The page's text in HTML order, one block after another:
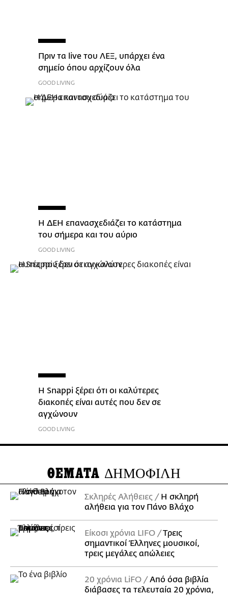
Πριν τα live του ΛΕΞ, υπάρχει ένα
σημείο όπου αρχίζουν όλα
GOOD LIVING
Η ΔΕΗ επανασχεδιάζει το κατάστημα
του σήμερα και του αύριο
GOOD LIVING
Η Snappi ξέρει ότι οι καλύτερες
διακοπές είναι αυτές που δεν σε
αγχώνουν
GOOD LIVING
ΘΕΜΑΤΑ ΔΗΜΟΦΙΛΗ
Σκληρές Αλήθειες
H σκληρή
αλήθεια για τον Πάνο Βλάχο
Είκοσι χρόνια LIFO
Tρεις
σημαντικοί Έλληνες μουσικοί,
τρεις μεγάλες απώλειες
20 χρόνια LiFO
Από όσα βιβλία
διάβασες τα τελευταία 20 χρόνια,